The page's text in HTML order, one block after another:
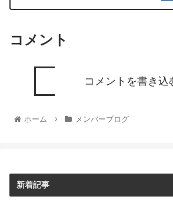
コメント
コメントを書き込
ホーム メンバーブログ
新着記事